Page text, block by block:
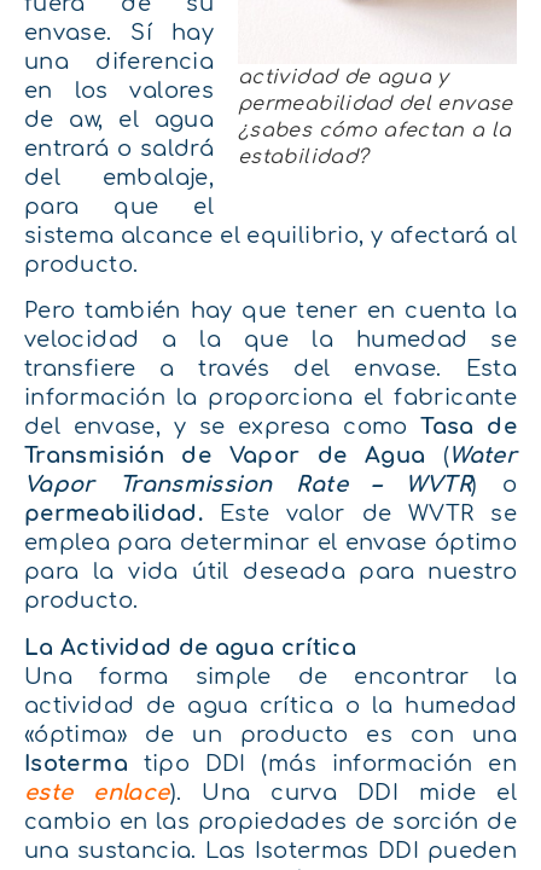
actividad de agua y
permeabilidad del envase
¿sabes cómo afectan a la
estabilidad?
envase. Sí hay
una diferencia
en los valores
de aw, el agua
entrará o saldrá
del embalaje,
para que el
sistema alcance el equilibrio, y afectará al
producto.
Pero también hay que tener en cuenta la
velocidad a la que la humedad se
transfiere a través del envase. Esta
información la proporciona el fabricante
del envase, y se expresa comoTasa de
Transmisión de Vapor de Agua (Water
Vapor Transmission Rate – WVTR) o
permeabilidad. Este valor de WVTR se
emplea para determinar el envase óptimo
para la vida útil deseada para nuestro
producto.
La Actividad de agua crítica
Una forma simple de encontrar la
actividad de agua crítica o la humedad
«óptima» de un producto es con una
Isoterma tipo DDI (más información en
este enlace). Una curva DDI mide el
cambio en las propiedades de sorción de
una sustancia. Las Isotermas DDI pueden